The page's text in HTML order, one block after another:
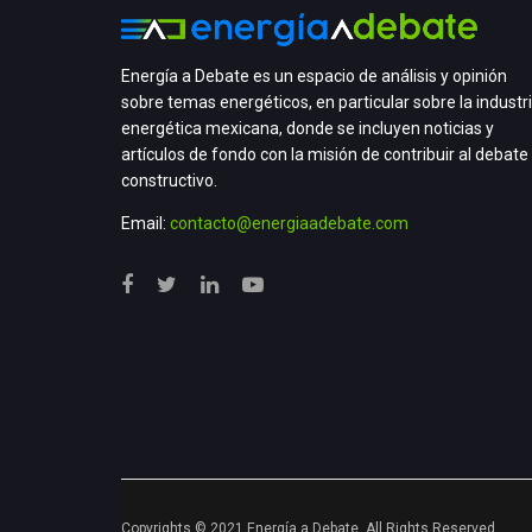
Energía a Debate es un espacio de análisis y opinión
sobre temas energéticos, en particular sobre la
energética mexicana, donde se incluyen noticias y
artículos de fondo con la misión de contribuir al debate
constructivo.
Email: contacto@energiaadebate.com
Copyrights © 2021 Energía a Debate. All Rights Reserved.